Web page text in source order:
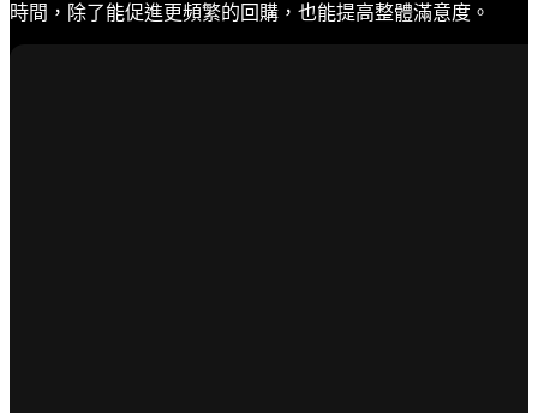
時間，除了能促進更頻繁的回購，也能提高整體滿意度。